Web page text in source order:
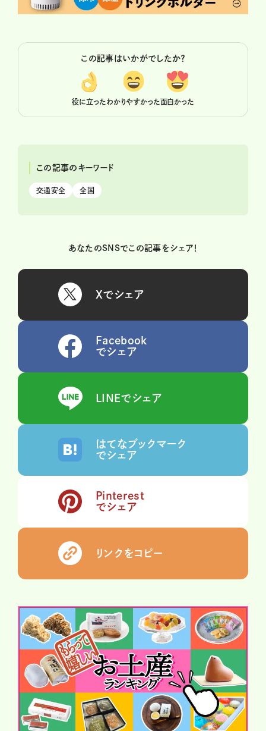
この記事はいかがでしたか？
役に立ったわかりやすかった面白かった
この記事のキーワード
交通安全 全国
あなたのSNSでこの記事をシェア！
Xでシェア
Facebook
でシェア
LINEでシェア
はてなブックマーク
でシェア
Pinterest
でシェア
リンクをコピー